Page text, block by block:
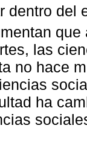
dentro
las
no hace
ha